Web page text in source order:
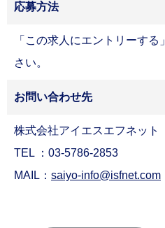
応募方法
「この求人にエントリーす
さい。
お問い合わせ先
株式会社アイエスエフネッ
TEL ： 03-5786-2853
MAIL： saiyo-info@isfnet.com